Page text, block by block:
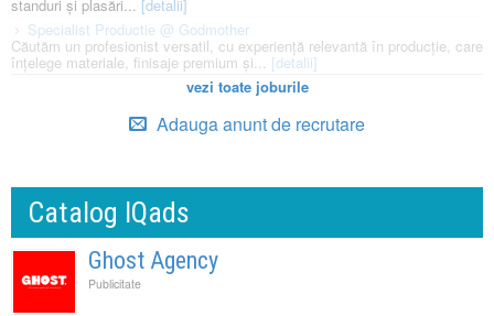
standuri și plasări...[detalii]
Specialist Productie @ Godmother
Căutăm un profesionist versatil, cu experiență relevantă în producție, care
înțelege materiale, finisaje premium și... [detalii]
vezi toate joburile
Adauga anunt de recrutare
Catalog IQads
Ghost Agency
Publicitate